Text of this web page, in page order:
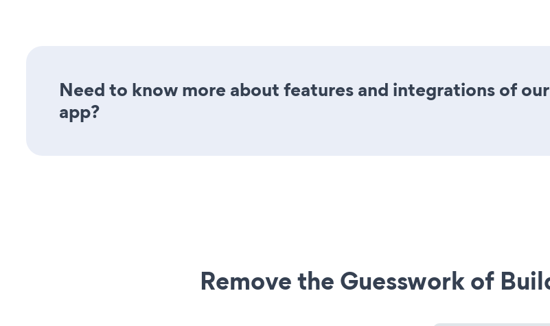
Need to know more about features and integrations of
app?
Remove the Guesswork of